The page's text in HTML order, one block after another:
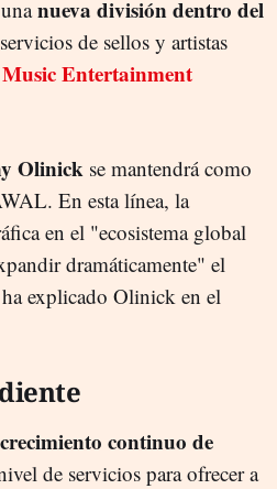
nueva división dentro del
de sellos y artistas
Entertainment
Olinick se mantendrá como
En esta línea, la
en el "ecosistema global
dramáticamente" el
explicado Olinick en el
crecimiento continuo de
de servicios para ofrecer a